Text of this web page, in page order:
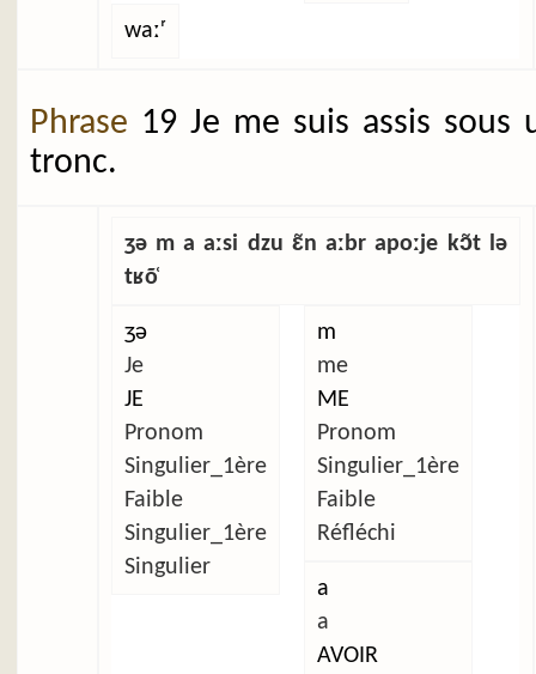
waːʳ
Phrase 19 Je me suis assis
tronc.
ʒə m a aːsi dzu ɛ̃n aːbr apoːje kɔ̃t lə
tʁõ̜
ʒə
Je
JE
Pronom
Singulier_1ère
Faible
Singulier_1ère
Singulier
m
me
ME
Pronom
Singulier_1ère
Faible
Réfléchi
a
a
AVOIR